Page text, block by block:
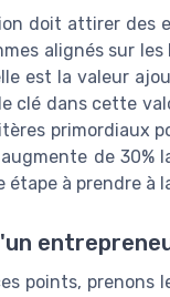
doit attirer des
alignés sur
est la valeur
clé dans cette
primordiaux
de 30%
étape à prendre à
points, prenons